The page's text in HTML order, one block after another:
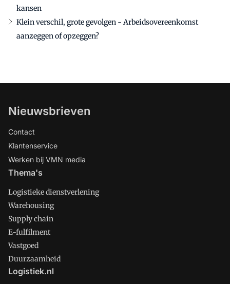
kansen
Klein verschil, grote gevolgen - Arbeidsovereenkomst
aanzeggen of opzeggen?
Nieuwsbrieven
Contact
Klantenservice
Werken bij VMN media
Thema's
Logistieke dienstverlening
Warehousing
Supply chain
E-fulfilment
Vastgoed
Duurzaamheid
Logistiek.nl